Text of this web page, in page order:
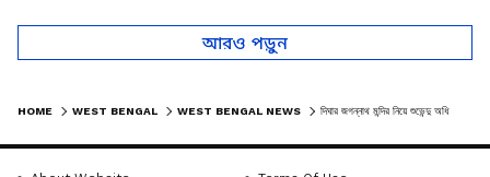
Samik Bhattacharya
BJP News
আরও পড়ুন
HOME WEST BENGAL WEST BENGAL NEWS দিঘার জগন্নাথ মন্দির নিয়ে শুভেন্দু অধিকারীর ফের তোপ মমতাকে! দেখুন